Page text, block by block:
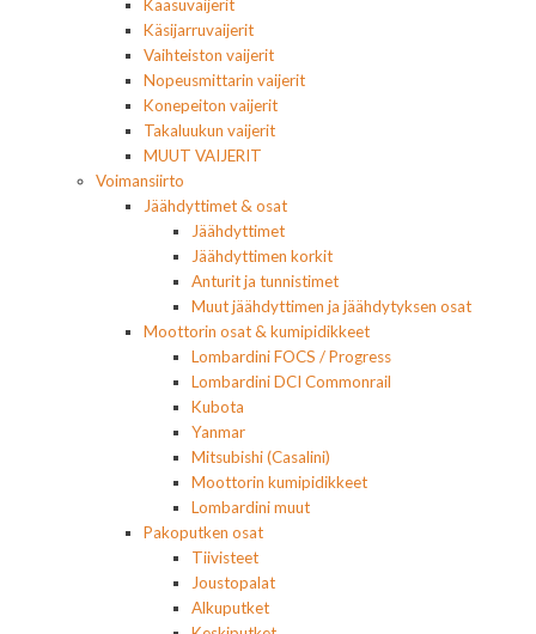
Kaasuvaijerit
Käsijarruvaijerit
Vaihteiston vaijerit
Nopeusmittarin vaijerit
Konepeiton vaijerit
Takaluukun vaijerit
MUUT VAIJERIT
Voimansiirto
Jäähdyttimet & osat
Jäähdyttimet
Jäähdyttimen korkit
Anturit ja tunnistimet
Muut jäähdyttimen ja jäähdytyksen osat
Moottorin osat & kumipidikkeet
Lombardini FOCS / Progress
Lombardini DCI Commonrail
Kubota
Yanmar
Mitsubishi (Casalini)
Moottorin kumipidikkeet
Lombardini muut
Pakoputken osat
Tiivisteet
Joustopalat
Alkuputket